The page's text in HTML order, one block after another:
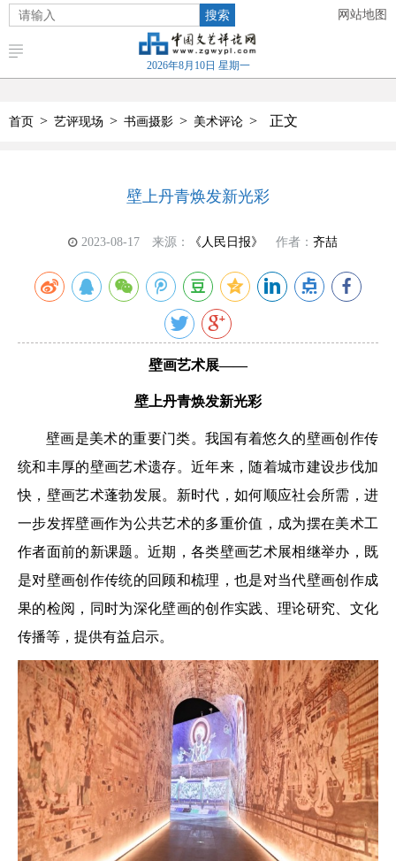
搜索 网站地图
2026年8月10日 星期一
首页 > 艺评现场 > 书画摄影 > 美术评论 > 正文
壁上丹青焕发新光彩
2023-08-17 来源： 《人民日报》 作者： 齐喆
壁画艺术展——
壁上丹青焕发新光彩
壁画是美术的重要门类。我国有着悠久的壁画创作传
统和丰厚的壁画艺术遗存。近年来，随着城市建设步伐加
快，壁画艺术蓬勃发展。新时代，如何顺应社会所需，进
一步发挥壁画作为公共艺术的多重价值，成为摆在美术工
作者面前的新课题。近期，各类壁画艺术展相继举办，既
是对壁画创作传统的回顾和梳理，也是对当代壁画创作成
果的检阅，同时为深化壁画的创作实践、理论研究、文化
传播等，提供有益启示。